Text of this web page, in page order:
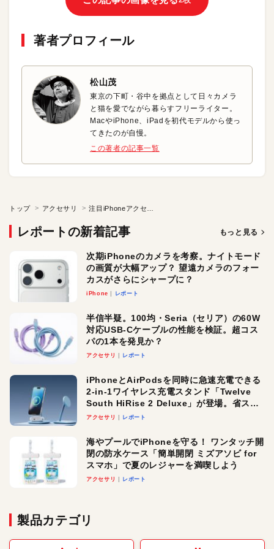
著者プロフィール
松山茂
東京の下町・谷中を拠点として日々カメラ
と猫を愛でながら暮らすフリーライター。
MacやiPhone、iPadを初代モデルから使っ
てきたのが自慢。
この著者の記事一覧
トップ アクセサリ
レポートの新着記事 もっと見る
次期iPhoneのカメラを考察。ナイトモード
の画質が大幅アップ？ 望遠カメラのフォー
カスがさらにシャープに？
iPhone レポート
半信半疑。100均・Seria（セリア）の60W
対応USB-Cケーブルの性能を検証。超コス
パの1本を発見か？
アクセサリ レポート
iPhoneとAirPodsを同時に急速充電できる
2-in-1ワイヤレス充電スタンド「Twelve
South HiRise 2 Deluxe」が登場。省スペ
ースでおしゃれに充電したい人にオスス
アクセサリ レポート
海やプールでiPhoneを守る！ ワンタッチ開
閉の防水ケース「簡単開閉 ミズアソビ for
スマホ」で夏のレジャーを満喫しよう
アクセサリ レポート
製品カテゴリ